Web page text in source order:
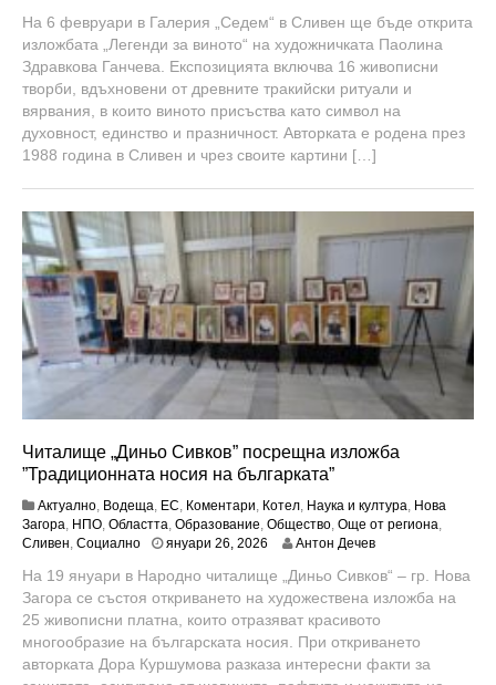
1
8
,
6
На 6 февруари в Галерия „Седем“ в Сливен ще бъде открита
изложбата „Легенди за виното“ на художничката Паолина
Здравкова Ганчева. Експозицията включва 16 живописни
творби, вдъхновени от древните тракийски ритуали и
вярвания, в които виното присъства като символ на
духовност, единство и празничност. Авторката е родена през
1988 година в Сливен и чрез своите картини […]
Читалище „Диньо Сивков” посрещна изложба
”Традиционната носия на българката”
Актуално, Водеща, ЕС, Коментари, Котел, Наука и култура, Нова
Загора, НПО, Областта, Образование, Общество, Още от региона,
Сливен, Социално януари 26, 2026
у
а
р
и
7
Антон Дечев
На 19 януари в Народно читалище „Диньо Сивков“ – гр. Нова
Загора се състоя откриването на художествена изложба на
25 живописни платна, които отразяват красивото
многообразие на българската носия. При откриването
авторката Дора Куршумова разказа интересни факти за